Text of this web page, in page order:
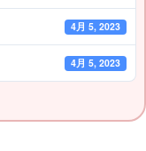
4月 5, 2023
4月 5, 2023